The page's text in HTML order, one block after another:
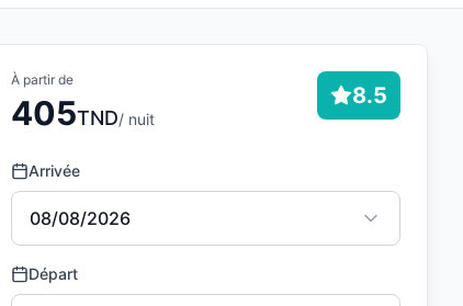
À partir de
405TND/ nuit
8.5
Arrivée
08/08/2026
Départ